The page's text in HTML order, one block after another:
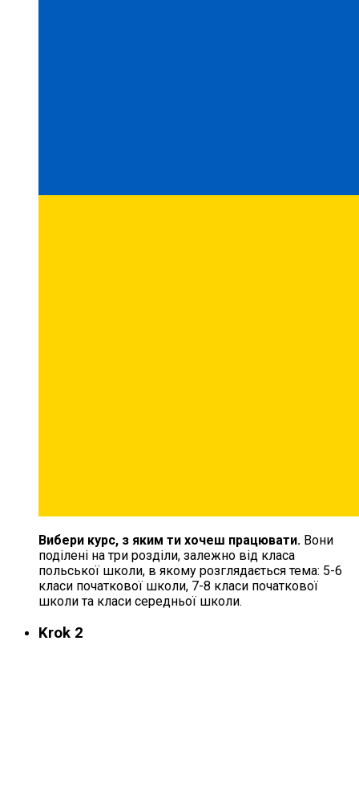
Вибери курс, з яким ти хочеш працювати. Вони
поділені на три розділи, залежно від класа
польської школи, в якому розглядається тема: 5-6
класи початкової школи, 7-8 класи початкової
школи та класи середньої школи.
Krok 2